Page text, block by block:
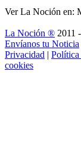
Ver La Noción en:
La Noción ® 2011
Envíanos tu Noticia
Privacidad | Política
cookies